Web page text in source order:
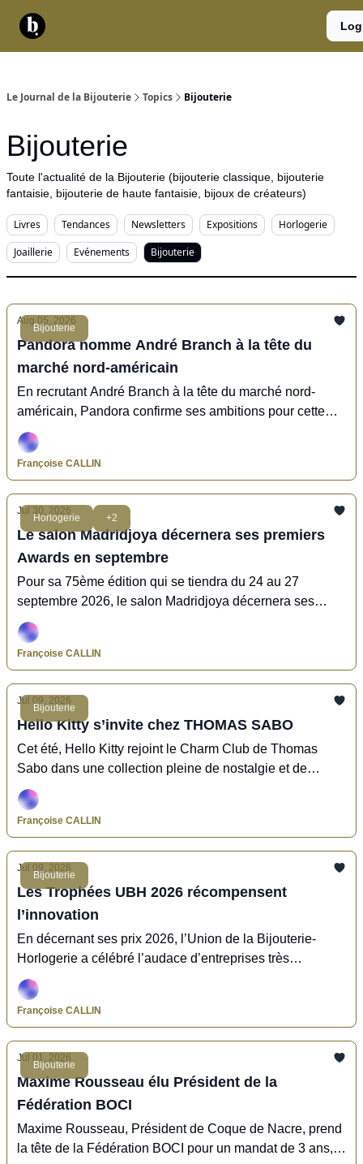
Le Journal de la Bijouterie Topics Bijouterie
Bijouterie
Toute l'actualité de la Bijouterie (bijouterie classique, bijouterie
fantaisie, bijouterie de haute fantaisie, bijoux de créateurs)
Livres Tendances Newsletters Expositions
Horlogerie
Joaillerie
Evénements Bijouterie
Bijouterie
Aug 05, 2026
Pandora nomme André Branch à la tête du
marché nord-américain
En recrutant André Branch à la tête du marché nord-
américain, Pandora confirme ses ambitions pour cette
région du globe.
Françoise CALLIN
Horlogerie +2
Jul 30, 2026
Le salon Madridjoya décernera ses premiers
Awards en septembre
Pour sa 75ème édition qui se tiendra du 24 au 27
septembre 2026, le salon Madridjoya décernera ses
premiers Awards aux professionnels de la bijouterie, de
la joaillerie et de l'horlogerie.
Françoise CALLIN
Bijouterie
Jul 09, 2026
Hello Kitty s’invite chez THOMAS SABO
Cet été, Hello Kitty rejoint le Charm Club de Thomas
Sabo dans une collection pleine de nostalgie et de
fantaisie.
Françoise CALLIN
Bijouterie
Jul 09, 2026
Les Trophées UBH 2026 récompensent
l’innovation
En décernant ses prix 2026, l’Union de la Bijouterie-
Horlogerie a célébré l’audace d’entreprises très
innovantes.
Françoise CALLIN
Bijouterie
Jul 01, 2026
Maxime Rousseau élu Président de la
Fédération BOCI
Maxime Rousseau, Président de Coque de Nacre, prend
la tête de la Fédération BOCI pour un mandat de 3 ans,